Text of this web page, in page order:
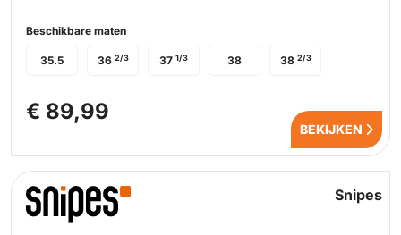
Snipes
Beschikbare maten
35.5 36 2/3 38 38 2/3
37 1/3
€ 89,99
BEKIJKEN